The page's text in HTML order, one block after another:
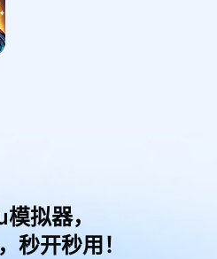
拟器，
秒开秒用！